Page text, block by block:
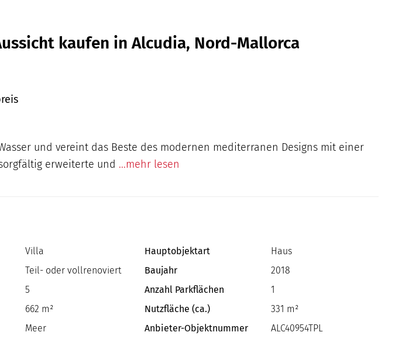
kaufen in Alcudia, Nord-Mallorca
und vereint das Beste des modernen mediterranen Designs mit einer
erweiterte und ...mehr lesen
Villa Hauptobjektart
Haus
Teil- oder vollrenoviert Baujahr
2018
5 Anzahl Parkflächen
1
662 m² Nutzfläche (ca.)
331 m²
Meer Anbieter-Objektnummer ALC40954TPL